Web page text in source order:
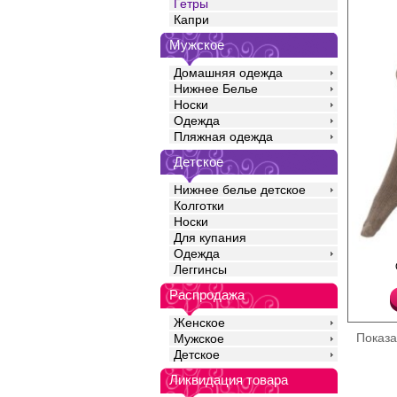
Гетры
Капри
Мужское
Домашняя одежда
Нижнее Белье
Носки
Одежда
Пляжная одежда
Детское
Нижнее белье детское
Колготки
Носки
Для купания
Одежда
Леггинсы
Распродажа
Женское
Мужское
Детское
Ликвидация товара
Теплые эластичные
с шерстью, с
анатомическая
мысок. Резинка "Топ
Полиамид 20%
Шерсть 18%
Эластан 15%